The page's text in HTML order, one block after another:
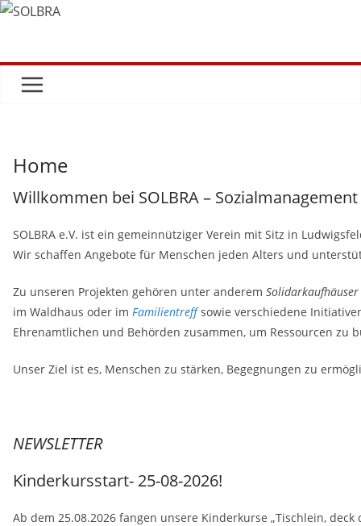
Zum
Home
Willkommen bei SOLBRA –
SOLBRA e.V. ist ein gemeinnütziger Verein mit Sitz in
Wir schaffen Angebote für Menschen jeden Alters und
Zu unseren Projekten gehören unter anderem
im Waldhaus oder im Familientreff sowie verschiedene
Ehrenamtlichen und Behörden zusammen, um Ressourcen zu
Unser Ziel ist es, Menschen zu stärken, Begegnungen zu
NEWSLETTER
Kinderkursstart- 25-08-2026!
Ab dem 25.08.2026 fangen unsere Kinderkurse „Tischlein,